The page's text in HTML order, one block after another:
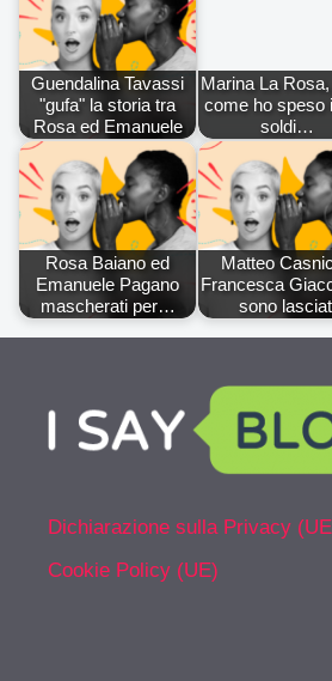
Guendalina Tavassi
"gufa" la storia tra
Rosa ed Emanuele
Marina La
come ho speso
soldi…
Rosa Baiano ed
Emanuele Pagano
mascherati per…
Matteo
Francesca
sono
Dichiarazione sulla Privacy
Cookie Policy (UE)